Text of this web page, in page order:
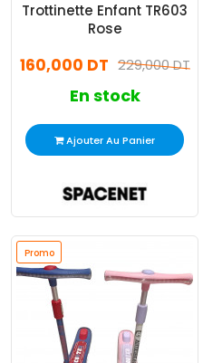
Trottinette Enfant TR603
Rose
229,000 DT
160,000 DT
En stock
Ajouter Au Panier
Promo